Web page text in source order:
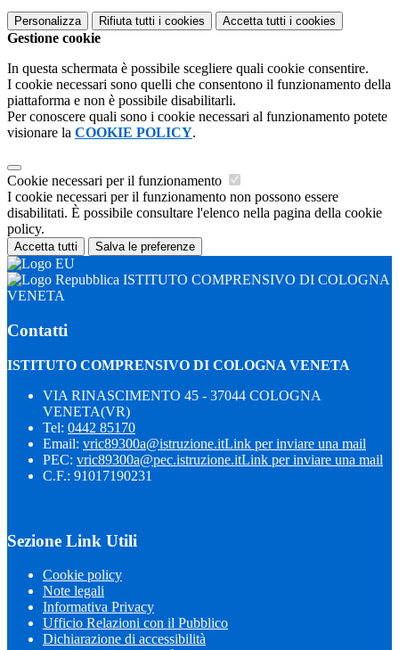
Personalizza Rifiuta tutti i cookies Accetta tutti i cookies
Gestione cookie
In questa schermata è possibile scegliere quali cookie consentire.
I cookie necessari sono quelli che consentono il funzionamento della
piattaforma e non è possibile disabilitarli.
Per conoscere quali sono i cookie necessari al funzionamento potete
visionare la COOKIE POLICY.
Cookie necessari per il funzionamento
I cookie necessari per il funzionamento non possono essere
disabilitati. È possibile consultare l'elenco nella pagina della cookie
policy.
Accetta tutti Salva le preferenze
ISTITUTO COMPRENSIVO DI COLOGNA
VENETA
Contatti
ISTITUTO COMPRENSIVO DI COLOGNA VENETA
VIA RINASCIMENTO 45 - 37044 COLOGNA
VENETA(VR)
Tel: 0442 85170
Email: vric89300a@istruzione.itLink per inviare una mail
PEC: vric89300a@pec.istruzione.itLink per inviare una mail
C.F.: 91017190231
Sezione Link Utili
Cookie policy
Note legali
Informativa Privacy
Ufficio Relazioni con il Pubblico
Dichiarazione di accessibilità